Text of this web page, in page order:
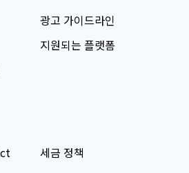
광고 가이드라인
지원되는 플랫폼
세금 정책